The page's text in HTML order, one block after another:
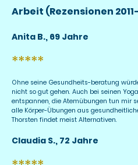
Anita B., 69 Jahre
Arbeit (Rezensionen
*****
Ohne seine Gesundheits-beratung
nicht so gut gehen. Auch bei seinen
entspannen, die Atemübungen tun mir
alle Körper-Übungen aus
Thorsten findet meist Alternativen.
Claudia S., 72 Jahre